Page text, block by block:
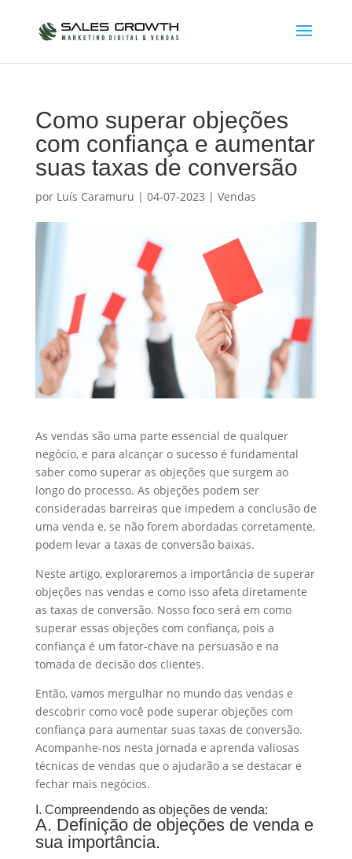
Como superar objeções
com confiança e aumentar
suas taxas de conversão
por Luís Caramuru | 04-07-2023 | Vendas
As vendas são uma parte essencial de qualquer
negócio, e para alcançar o sucesso é fundamental
saber como superar as objeções que surgem ao
longo do processo. As objeções podem ser
consideradas barreiras que impedem a conclusão de
uma venda e, se não forem abordadas corretamente,
podem levar a taxas de conversão baixas.
Neste artigo, exploraremos a importância de superar
objeções nas vendas e como isso afeta diretamente
as taxas de conversão. Nosso foco será em como
superar essas objeções com confiança, pois a
confiança é um fator-chave na persuasão e na
tomada de decisão dos clientes.
Então, vamos mergulhar no mundo das vendas e
descobrir como você pode superar objeções com
confiança para aumentar suas taxas de conversão.
Acompanhe-nos nesta jornada e aprenda valiosas
técnicas de vendas que o ajudarão a se destacar e
fechar mais negócios.
I. Compreendendo as objeções de venda:
A. Definição de objeções de venda e
sua importância.